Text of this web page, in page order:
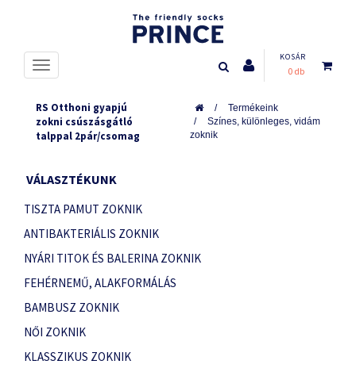
KOSÁR
0 db
RS Otthoni gyapjú
zokni csúszásgátló
talppal 2pár/csomag
Termékeink
Színes, különleges, vidám
zoknik
VÁLASZTÉKUNK
TISZTA PAMUT ZOKNIK
ANTIBAKTERIÁLIS ZOKNIK
NYÁRI TITOK ÉS BALERINA ZOKNIK
FEHÉRNEMŰ, ALAKFORMÁLÁS
BAMBUSZ ZOKNIK
NŐI ZOKNIK
KLASSZIKUS ZOKNIK